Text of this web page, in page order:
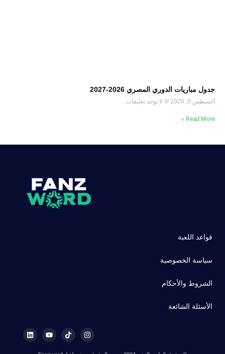
جدول مباريات الدوري المصري 2026-2027
أغسطس 5, 2026 لا توجد تعليقات
Read More »
قواعد اللعبة
سياسة الخصوصية
الشروط والأحكام
الأسئلة الشائعة